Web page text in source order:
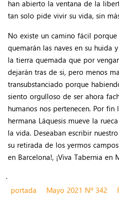
han abierto la ventana de la
tan solo pide vivir su vida, sin
No existe un camino fácil
quemarán las naves en su huida
la tierra quemada que por
dejarán tras de si, pero menos
transubstanciado porque
siento orgulloso de ser ahora
humanos nos pertenecen. Por fin
hermana Láquesis mueve la
la vida. Deseaban escribir
su retirada de los yermos
en Barcelona!, ¡Viva Tabernia en
.
portada
Mayo 2021 Nº 342